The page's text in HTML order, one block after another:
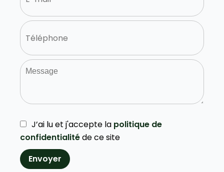
J’ai lu et j'accepte la politique de
confidentialitéde ce site
Envoyer